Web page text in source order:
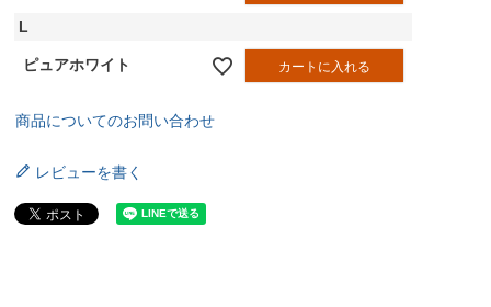
L
ピュアホワイト カートに入れる
商品についてのお問い合わせ
レビューを書く